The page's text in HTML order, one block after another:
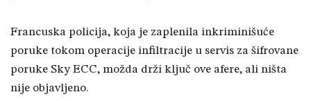
Francuska policija, koja je zaplenila inkriminišuće
poruke tokom operacije infiltracije u servis za šifrovane
poruke Sky ECC, možda drži ključ ove afere, ali ništa
nije objavljeno.